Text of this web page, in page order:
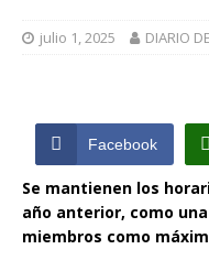
julio 1, 2025 DIARIO
Facebook
Se mantienen los
año anterior, como
miembros como